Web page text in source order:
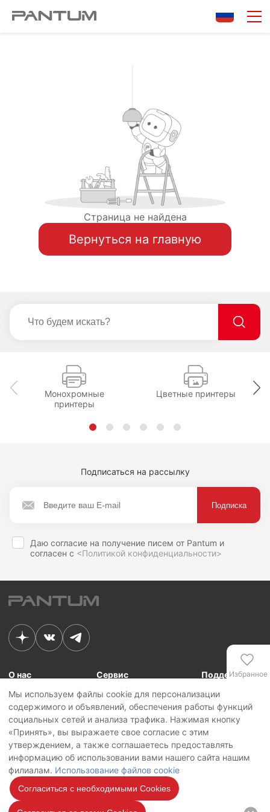
Страница не найдена
Вернуться на главную
Монохромные
принтеры
Цветные принтеры
Подписаться на рассылку
Даю согласие на получение писем от Pantum и
согласен с <Политикой конфиденциальности>
Мы используем файлы cookie для персонализации
содержимого и объявлений, обеспечения работы функций
социальных сетей и анализа трафика. Нажимая кнопку
«Принять», вы выражаете свое согласие с этим
утверждением, а также соглашаетесь предоставлять
информацию об использовании вами нашего сайта нашим
филиалам. Использование файлов cookie
Согласиться с необходимыми Cookies
Избранное
Сравнение
О нас
Связь с Pantum
Новости
Контакты
Сервис
Сервисные центры
Сервисная политика
Поддержка
Для сотрудников
Для партнеров
Личный кабинет
Copyright © 2026 Pantum International Limited. Все права защищены
Политика конфиденциальности
Политика обработки персональных данных
Использование файлов cookie